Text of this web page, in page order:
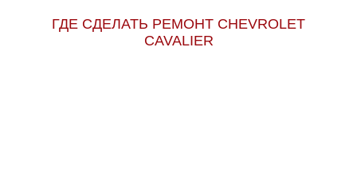
ГДЕ СДЕЛАТЬ РЕМОНТ CHEVROLET
CAVALIER